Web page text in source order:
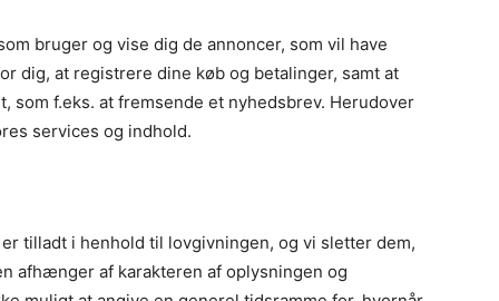
bruger og vise dig de annoncer, som vil have
dig, at registrere dine køb og betalinger, samt at
som f.eks. at fremsende et nyhedsbrev. Herudover
services og indhold.
tilladt i henhold til lovgivningen, og vi sletter dem,
afhænger af karakteren af oplysningen og